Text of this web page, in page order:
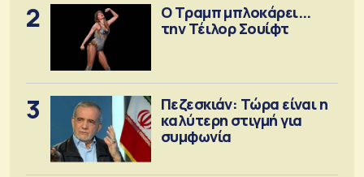
2
Ο Τραμπ μπλοκάρει...
την Τέιλορ Σουίφτ
3
Πεζεσκιάν: Τώρα είναι η
καλύτερη στιγμή για
συμφωνία